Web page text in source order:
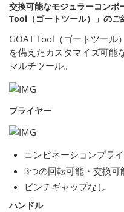
交換可能なモジュラーコンポ
Tool（ゴートツール）」のご
GOAT Tool（ゴートツール
を備えたカスタマイズ可能
マルチツール。
プライヤー
コンビネーションプラ
3つの回転可能・交換可
ピンチギャップなし
ハンドル